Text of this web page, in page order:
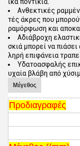
Ανθεκτικές
τές άκρες που
ραμόρφωση και
Αδιάβροχη
σκιά μπορεί να
ληρή επιφάνεια
Υδατοασφαλής
υχαία βλάβη από
Μέγεθος
Προδιαγραφές